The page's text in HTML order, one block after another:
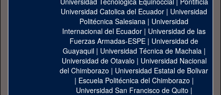
Universidad Catolica del Ecuador | Universidad
Politécnica Salesiana | Universidad
Internacional del Ecuador | Universidad de las
Fuerzas Armadas-ESPE | Universidad de
Guayaquil| Universidad Técnica de Machala|
Universidad de Otavalo | Universidad Nacional
del Chimborazo | Universidad Estatal de Bolivar
| Escuela Politécnica del Chimborazo |
Universidad San Francisco de Quito |